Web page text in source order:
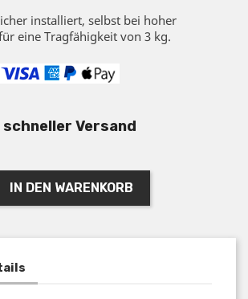
installiert, selbst bei hoher
eine Tragfähigkeit von 3 kg.
Versand
IN DEN WARENKORB